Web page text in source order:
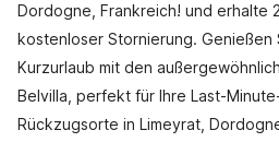
Dordogne, Frankreich! und erhalte
kostenloser Stornierung. Genießen
Kurzurlaub mit den
Belvilla, perfekt für Ihre Last-
Rückzugsorte in Limeyrat,